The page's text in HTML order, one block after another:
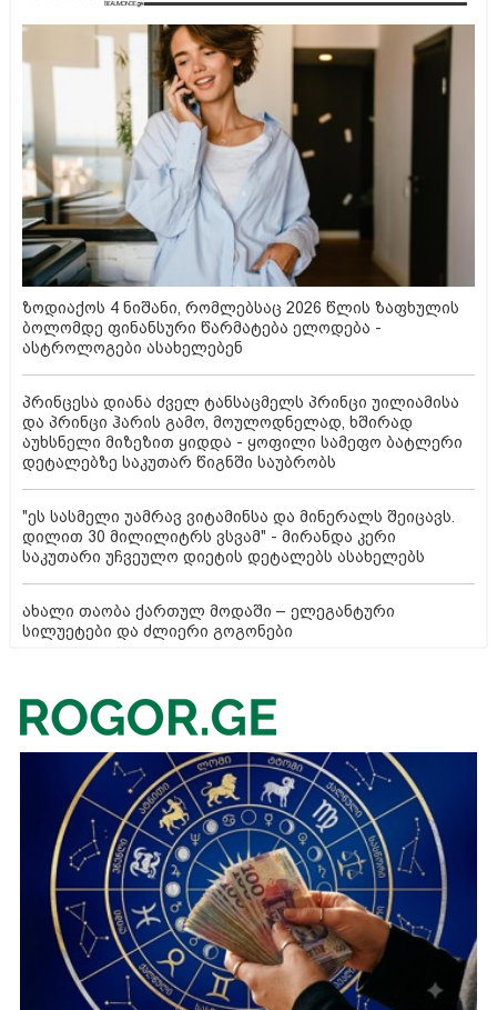
ზოდიაქოს 4 ნიშანი, რომლებსაც 2026 წლის ზაფხულის
ბოლომდე ფინანსური წარმატება ელოდება -
ასტროლოგები ასახელებენ
პრინცესა დიანა ძველ ტანსაცმელს პრინცი უილიამისა
და პრინცი ჰარის გამო, მოულოდნელად, ხშირად
აუხსნელი მიზეზით ყიდდა - ყოფილი სამეფო ბატლერი
დეტალებზე საკუთარ წიგნში საუბრობს
"ეს სასმელი უამრავ ვიტამინსა და მინერალს შეიცავს.
დილით 30 მილილიტრს ვსვამ" - მირანდა კერი
საკუთარი უჩვეულო დიეტის დეტალებს ასახელებს
ახალი თაობა ქართულ მოდაში – ელეგანტური
სილუეტები და ძლიერი გოგონები